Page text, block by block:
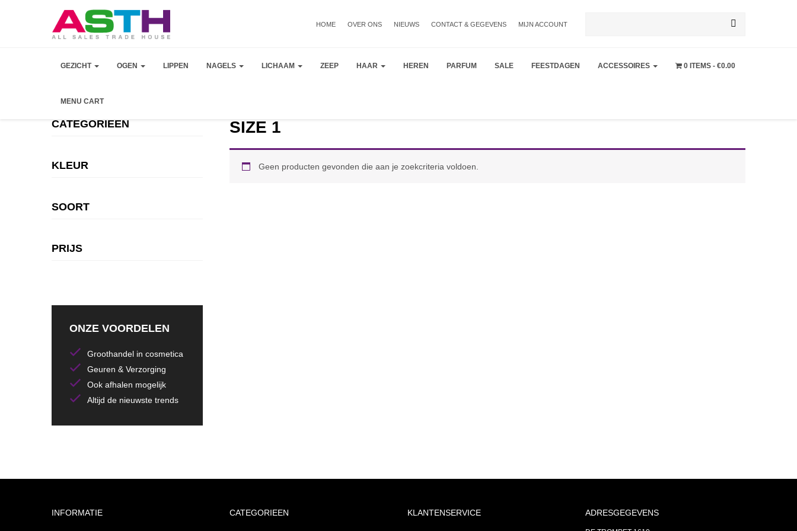
HOME OVER ONS NIEUWS CONTACT & GEGEVENS MIJN ACCOUNT
naar:
GEZICHT OGEN LIPPEN NAGELS LICHAAM ZEEP HAAR HEREN PARFUM SALE FEESTDAGEN ACCESSOIRES 0 ITEMS €0.00
MENU CART
CATEGORIEEN
KLEUR
SOORT
PRIJS
ONZE VOORDELEN
Groothandel in cosmetica
Geuren & Verzorging
Ook afhalen mogelijk
Altijd de nieuwste trends
SIZE 1
Geen producten gevonden die aan je zoekcriteria voldoen.
INFORMATIE CATEGORIEEN KLANTENSERVICE ADRESGEGEVENS